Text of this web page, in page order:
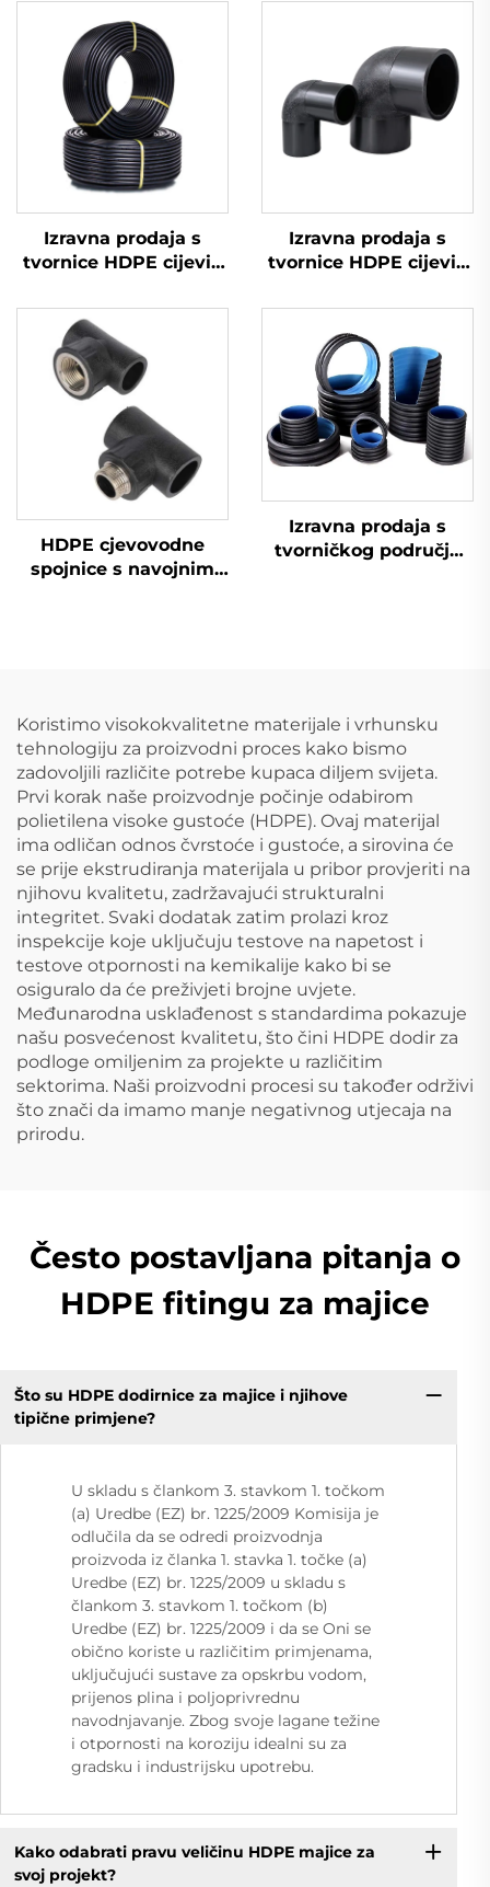
Izravna prodaja s
tvornice HDPE cijevi i
zavarivanje koljena
Izravna prodaja s
tvornice HDPE cijevi i
zavarivanje koljena
HDPE cjevovodne
spojnice s navojnim
Izravna prodaja s
tvorničkog područja
Koristimo visokokvalitetne materijale i vrhunsku
tehnologiju za proizvodni proces kako bismo
zadovoljili različite potrebe kupaca diljem svijeta.
Prvi korak naše proizvodnje počinje odabirom
polietilena visoke gustoće (HDPE). Ovaj materijal
ima odličan odnos čvrstoće i gustoće, a sirovina će
se prije ekstrudiranja materijala u pribor provjeriti na
njihovu kvalitetu, zadržavajući strukturalni
integritet. Svaki dodatak zatim prolazi kroz
inspekcije koje uključuju testove na napetost i
testove otpornosti na kemikalije kako bi se
osiguralo da će preživjeti brojne uvjete.
Međunarodna usklađenost s standardima pokazuje
našu posvećenost kvalitetu, što čini HDPE dodir za
podloge omiljenim za projekte u različitim
sektorima. Naši proizvodni procesi su također održivi
što znači da imamo manje negativnog utjecaja na
prirodu.
Često postavljana pitanja o
HDPE fitingu za majice
Što su HDPE dodirnice za majice i njihove
tipične primjene?
U skladu s člankom 3. stavkom 1. točkom
(a) Uredbe (EZ) br. 1225/2009 Komisija je
odlučila da se odredi proizvodnja
proizvoda iz članka 1. stavka 1. točke (a)
Uredbe (EZ) br. 1225/2009 u skladu s
člankom 3. stavkom 1. točkom (b)
Uredbe (EZ) br. 1225/2009 i da se Oni se
obično koriste u različitim primjenama,
uključujući sustave za opskrbu vodom,
prijenos plina i poljoprivrednu
navodnjavanje. Zbog svoje lagane težine
i otpornosti na koroziju idealni su za
gradsku i industrijsku upotrebu.
Kako odabrati pravu veličinu HDPE majice za
svoj projekt?